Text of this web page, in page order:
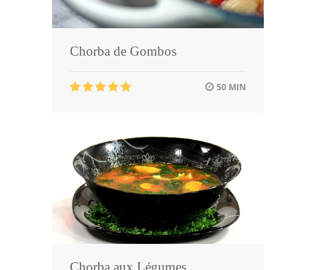
Chorba de Gombos
50 MIN
Chorba aux Légumes